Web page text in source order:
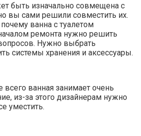
быть изначально совмещена с
вы сами решили совместить их.
ванна с туалетом
ремонта нужно решить
Нужно выбрать
системы хранения и аксессуары.
ванная занимает очень
из-за этого дизайнерам нужно
уместить.